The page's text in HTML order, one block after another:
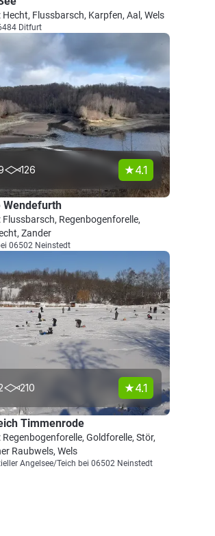
Flussbarsch, Karpfen, Aal, Wels
Ditfurt
126 4.1
Wendefurth
Flussbarsch, Regenbogenforelle,
Zander
06502 Neinstedt
210 4.1
Timmenrode
Goldforelle, Stör,
Raubwels, Wels
Angelsee/Teich bei 06502 Neinstedt